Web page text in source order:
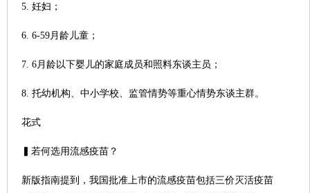
5. 妊妇；
6. 6-59月龄儿童；
7. 6月龄以下婴儿的家庭成员和照料东谈主员；
8. 托幼机构、中小学校、监管情势等重心情势东谈主群。
花式
▍若何选用流感疫苗？
新版指南提到，我国批准上市的流感疫苗包括三价灭活疫苗